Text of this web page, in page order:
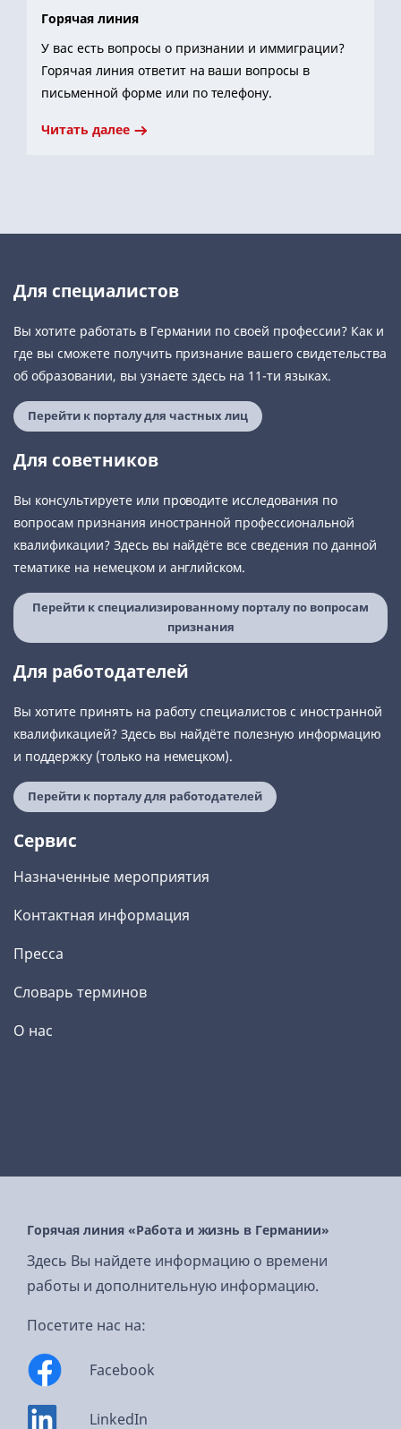
Горячая линия
У вас есть вопросы о признании и иммиграции?
Горячая линия ответит на ваши вопросы в
письменной форме или по телефону.
Читать далее
Для специалистов
Вы хотите работать в Германии по своей профессии? Как и
где вы сможете получить признание вашего свидетельства
об образовании, вы узнаете здесь на 11-ти языках.
Перейти к порталу для частных лиц
Для советников
Вы консультируете или проводите исследования по
вопросам признания иностранной профессиональной
квалификации? Здесь вы найдёте все сведения по данной
тематике на немецком и английском.
Перейти к специализированному порталу по вопросам
признания
Для работодателей
Вы хотите принять на работу специалистов с иностранной
квалификацией? Здесь вы найдёте полезную информацию
и поддержку (только на немецком).
Перейти к порталу для работодателей
Сервис
Назначенные мероприятия
Контактная информация
Пресса
Словарь терминов
О нас
Горячая линия «Работа и жизнь в Германии»
Здесь Вы найдете информацию о времени
работы и дополнительную информацию.
Посетите нас на:
Facebook
LinkedIn